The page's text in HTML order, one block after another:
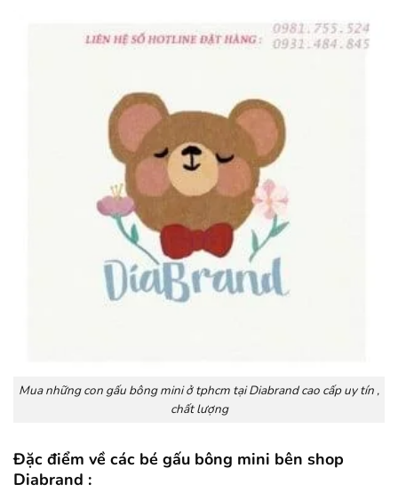
Mua những con gấu bông mini ở tphcm tại Diabrand cao cấp uy tín ,
chất lượng
Đặc điểm về các bé gấu bông mini bên shop
Diabrand :